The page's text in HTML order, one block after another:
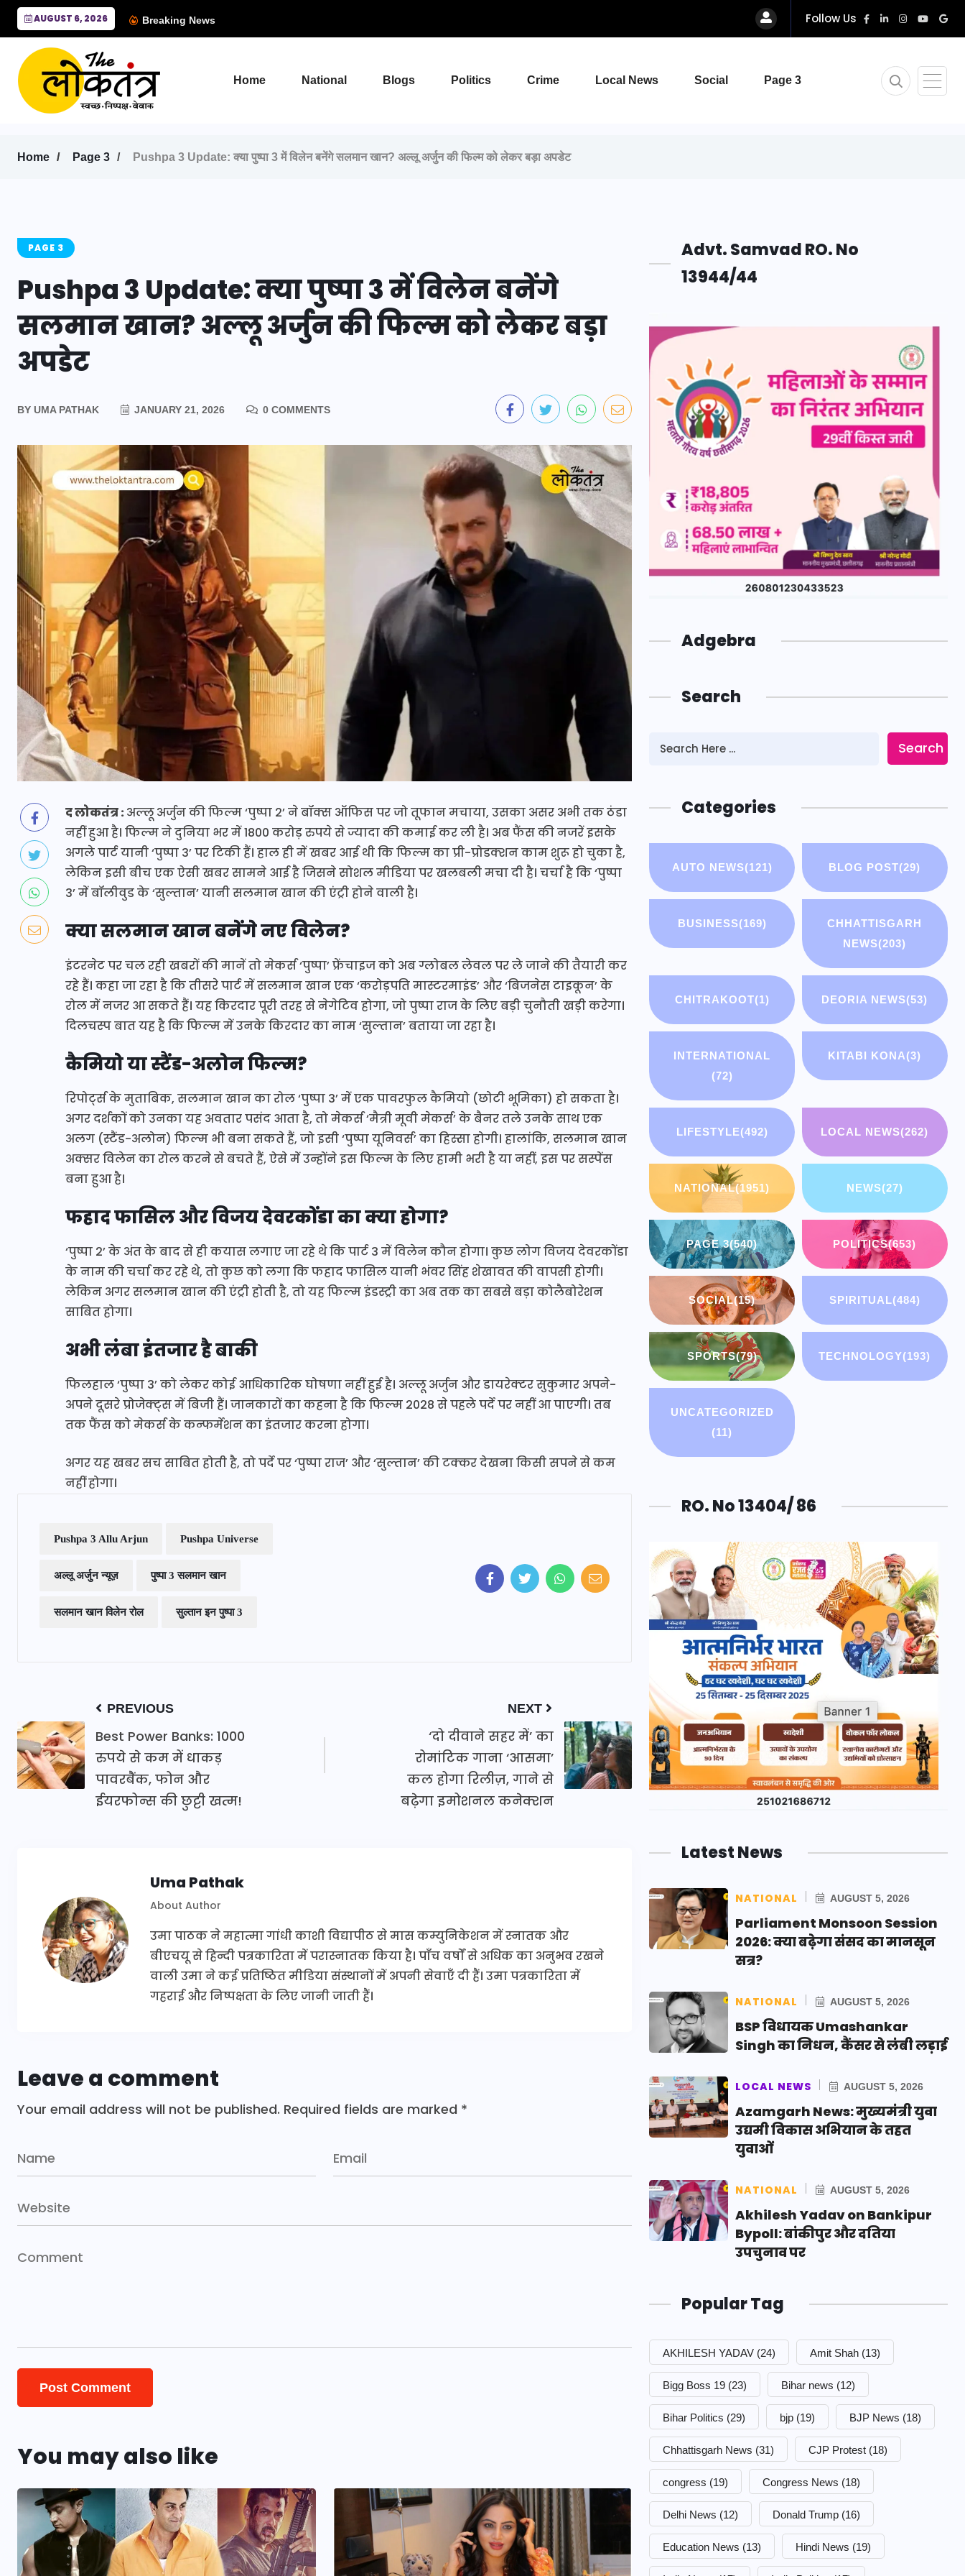
AUGUST 6, 2026 Breaking News Follow Us
Home National Blogs Politics Crime Local News Social Page 3
Home Page 3 Pushpa 3 Update: क्या पुष्पा 3 में विलेन बनेंगे सलमान खान? अल्लू अर्जुन की फिल्म को लेकर बड़ा अपडेट
PAGE 3
Pushpa 3 Update: क्या पुष्पा 3 में विलेन बनेंगे
सलमान खान? अल्लू अर्जुन की फिल्म को लेकर बड़ा
अपडेट
BY UMA PATHAK JANUARY 21, 2026 0 COMMENTS
द लोकतंत्र :अल्लू अर्जुन की फिल्म ‘पुष्पा 2’ ने बॉक्स ऑफिस पर जो तूफान मचाया, उसका असर अभी तक ठंडा
नहीं हुआ है। फिल्म ने दुनिया भर में 1800 करोड़ रुपये से ज्यादा की कमाई कर ली है। अब फैंस की नजरें इसके
अगले पार्ट यानी ‘पुष्पा 3’ पर टिकी हैं। हाल ही में खबर आई थी कि फिल्म का प्री-प्रोडक्शन काम शुरू हो चुका है,
लेकिन इसी बीच एक ऐसी खबर सामने आई है जिसने सोशल मीडिया पर खलबली मचा दी है। चर्चा है कि ‘पुष्पा
3’ में बॉलीवुड के ‘सुल्तान’ यानी सलमान खान की एंट्री होने वाली है।
क्या सलमान खान बनेंगे नए विलेन?
इंटरनेट पर चल रही खबरों की मानें तो मेकर्स ‘पुष्पा’ फ्रेंचाइज को अब ग्लोबल लेवल पर ले जाने की तैयारी कर
रहे हैं। कहा जा रहा है कि तीसरे पार्ट में सलमान खान एक ‘करोड़पति मास्टरमाइंड’ और ‘बिजनेस टाइकून’ के
रोल में नजर आ सकते हैं। यह किरदार पूरी तरह से नेगेटिव होगा, जो पुष्पा राज के लिए बड़ी चुनौती खड़ी करेगा।
दिलचस्प बात यह है कि फिल्म में उनके किरदार का नाम ‘सुल्तान’ बताया जा रहा है।
कैमियो या स्टैंड-अलोन फिल्म?
रिपोर्ट्स के मुताबिक, सलमान खान का रोल ‘पुष्पा 3’ में एक पावरफुल कैमियो (छोटी भूमिका) हो सकता है।
अगर दर्शकों को उनका यह अवतार पसंद आता है, तो मेकर्स ‘मैत्री मूवी मेकर्स’ के बैनर तले उनके साथ एक
अलग (स्टैंड-अलोन) फिल्म भी बना सकते हैं, जो इसी ‘पुष्पा यूनिवर्स’ का हिस्सा होगी। हालांकि, सलमान खान
अक्सर विलेन का रोल करने से बचते हैं, ऐसे में उन्होंने इस फिल्म के लिए हामी भरी है या नहीं, इस पर सस्पेंस
बना हुआ है।
फहाद फासिल और विजय देवरकोंडा का क्या होगा?
‘पुष्पा 2’ के अंत के बाद से ही कयास लगाए जा रहे थे कि पार्ट 3 में विलेन कौन होगा। कुछ लोग विजय देवरकोंडा
के नाम की चर्चा कर रहे थे, तो कुछ को लगा कि फहाद फासिल यानी भंवर सिंह शेखावत की वापसी होगी।
लेकिन अगर सलमान खान की एंट्री होती है, तो यह फिल्म इंडस्ट्री का अब तक का सबसे बड़ा कोलैबोरेशन
साबित होगा।
अभी लंबा इंतजार है बाकी
फिलहाल ‘पुष्पा 3’ को लेकर कोई आधिकारिक घोषणा नहीं हुई है। अल्लू अर्जुन और डायरेक्टर सुकुमार अपने-
अपने दूसरे प्रोजेक्ट्स में बिजी हैं। जानकारों का कहना है कि फिल्म 2028 से पहले पर्दे पर नहीं आ पाएगी। तब
तक फैंस को मेकर्स के कन्फर्मेशन का इंतजार करना होगा।
अगर यह खबर सच साबित होती है, तो पर्दे पर ‘पुष्पा राज’ और ‘सुल्तान’ की टक्कर देखना किसी सपने से कम
नहीं होगा।
Pushpa 3 Allu Arjun Pushpa Universe
अल्लू अर्जुन न्यूज़ पुष्पा 3 सलमान खान
सलमान खान विलेन रोल सुल्तान इन पुष्पा 3
PREVIOUS
Best Power Banks: 1000
रुपये से कम में धाकड़
पावरबैंक, फोन और
ईयरफोन्स की छुट्टी खत्म!
NEXT
‘दो दीवाने सहर में’ का
रोमांटिक गाना ‘आसमा’
कल होगा रिलीज़, गाने से
बढ़ेगा इमोशनल कनेक्शन
Uma Pathak
About Author
उमा पाठक ने महात्मा गांधी काशी विद्यापीठ से मास कम्युनिकेशन में स्नातक और
बीएचयू से हिन्दी पत्रकारिता में परास्नातक किया है। पाँच वर्षों से अधिक का अनुभव रखने
वाली उमा ने कई प्रतिष्ठित मीडिया संस्थानों में अपनी सेवाएँ दी हैं। उमा पत्रकारिता में
गहराई और निष्पक्षता के लिए जानी जाती हैं।
Leave a comment
Your email address will not be published. Required fields are marked *
You may also like
Advt. Samvad RO. No
13944/44
Adgebra
Search
Search
Categories
AUTO NEWS(121) BLOG POST(29)
BUSINESS(169)
CHHATTISGARH
NEWS(203)
CHITRAKOOT(1) DEORIA NEWS(53)
INTERNATIONAL
(72)
KITABI KONA(3)
LIFESTYLE(492) LOCAL NEWS(262)
NATIONAL(1951) NEWS(27)
PAGE 3(540) POLITICS(653)
SOCIAL(15) SPIRITUAL(484)
SPORTS(79) TECHNOLOGY(193)
UNCATEGORIZED
(11)
RO. No 13404/ 86
Latest News
NATIONAL AUGUST 5, 2026
Parliament Monsoon Session
2026: क्या बढ़ेगा संसद का मानसून
सत्र?
NATIONAL AUGUST 5, 2026
BSP विधायक Umashankar
Singh का निधन, कैंसर से लंबी लड़ाई
LOCAL NEWS AUGUST 5, 2026
Azamgarh News: मुख्यमंत्री युवा
उद्यमी विकास अभियान के तहत
युवाओं
NATIONAL AUGUST 5, 2026
Akhilesh Yadav on Bankipur
Bypoll: बांकीपुर और दतिया
उपचुनाव पर
Popular Tag
AKHILESH YADAV (24) Amit Shah (13)
Bigg Boss 19 (23) Bihar news (12)
Bihar Politics (29) bjp (19) BJP News (18)
Chhattisgarh News (31) CJP Protest (18)
congress (19) Congress News (18)
Delhi News (12) Donald Trump (16)
Education News (13) Hindi News (19)